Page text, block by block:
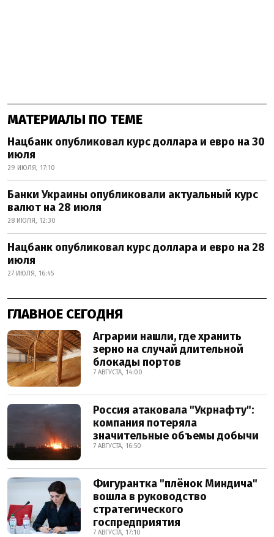
МАТЕРИАЛЫ ПО ТЕМЕ
Нацбанк опубликовал курс доллара и евро на 30
июля
29 ИЮЛЯ, 17:10
Банки Украины опубликовали актуальный курс
валют на 28 июля
28 ИЮЛЯ, 12:30
Нацбанк опубликовал курс доллара и евро на 28
июля
27 ИЮЛЯ, 16:45
ГЛАВНОЕ СЕГОДНЯ
Аграрии нашли, где хранить
зерно на случай длительной
блокады портов
7 АВГУСТА, 14:00
Россия атаковала "Укрнафту":
компания потеряла
значительные объемы добычи
7 АВГУСТА, 16:50
Фигурантка "плёнок Миндича"
вошла в руководство
стратегического
госпредприятия
7 АВГУСТА, 17:10